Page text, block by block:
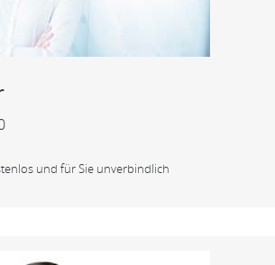
und für Sie unverbindlich